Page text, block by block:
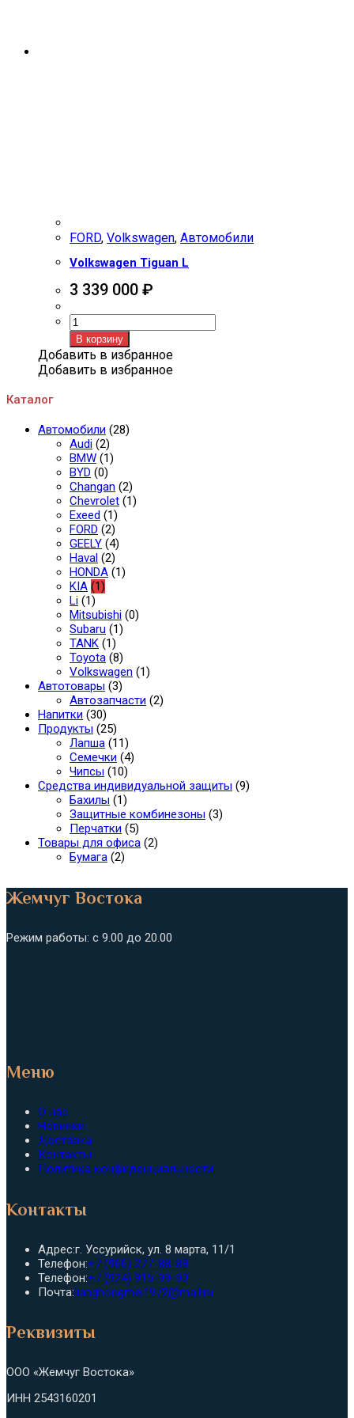
FORD, Volkswagen, Автомобили
Volkswagen Tiguan L
3 339 000 ₽
Количество
товара
Volkswagen
Tiguan
В корзину
Добавить в избранное
Добавить в избранное
Каталог
Автомобили (28)
Audi (2)
BMW (1)
BYD (0)
Changan (2)
Chevrolet (1)
Exeed (1)
FORD (2)
GEELY (4)
Haval (2)
HONDA (1)
KIA (1)
Li (1)
Mitsubishi (0)
Subaru (1)
TANK (1)
Toyota (8)
Volkswagen (1)
Автотовары (3)
Автозапчасти (2)
Напитки (30)
Продукты (25)
Лапша (11)
Семечки (4)
Чипсы (10)
Средства индивидуальной защиты (9)
Бахилы (1)
Защитные комбинезоны (3)
Перчатки (5)
Товары для офиса (2)
Бумага (2)
Жемчуг Востока
Режим работы: с 9.00 до 20.00
Меню
О нас
Новинки
Доставка
Контакты
Политика конфиденциальности
Контакты
Адрес:г. Уссурийск, ул. 8 марта, 11/1
Телефон:+7 (966) 277-88-88
вашем
Телефон:+7 (924) 915-99-90
в
Почта:lianghongmei1972@mail.ru
Реквизиты
ООО «Жемчуг Востока»
ИНН 2543160201